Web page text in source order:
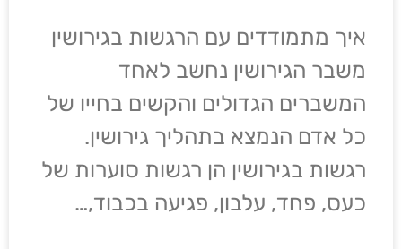
איך מתמודדים עם הרגשות בגירושין
משבר הגירושין נחשב לאחד
המשברים הגדולים והקשים בחייו של
כל אדם הנמצא בתהליך גירושין.
רגשות בגירושין הן רגשות סוערות של
כעס, פחד, עלבון, פגיעה בכבוד,…